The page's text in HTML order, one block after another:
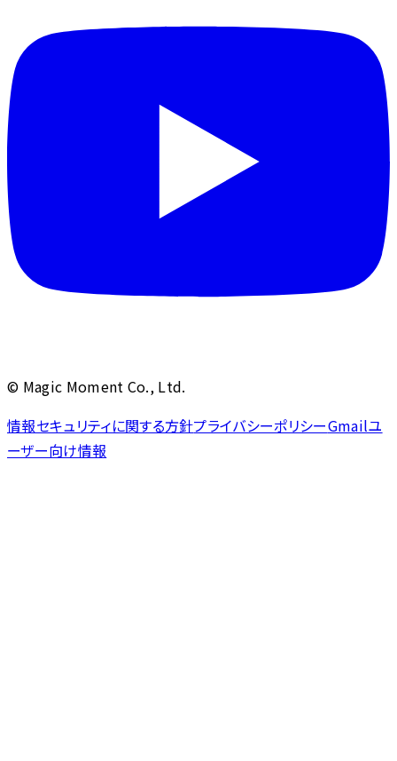
© Magic Moment Co., Ltd.
情報セキュリティに関する方針プライバシーポリシーGmailユ
ーザー向け情報